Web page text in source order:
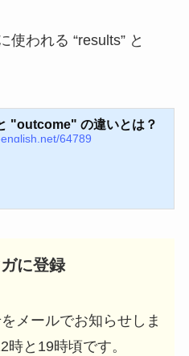
使われる “results” と
"outcome" の違いとは？
64789
に登録
メールでお知らせしま
と19時頃です。